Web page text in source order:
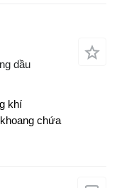
dầu
khí
chứa